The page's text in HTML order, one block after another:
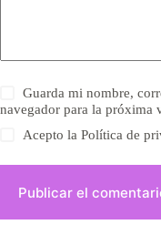
Guarda mi nombre,
navegador para la próxima
Acepto laPolítica de
Publicar el